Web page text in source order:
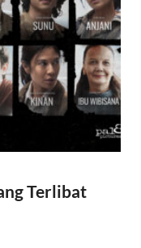
Terlibat